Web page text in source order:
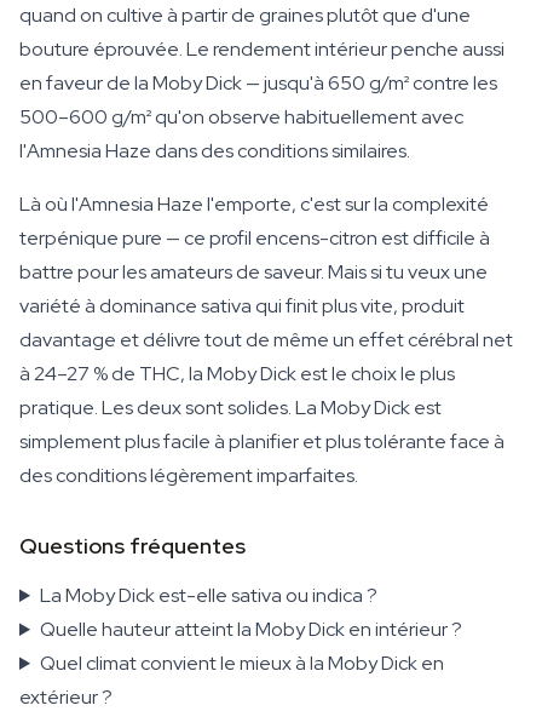
quand on cultive à partir de graines plutôt que d'une
bouture éprouvée. Le rendement intérieur penche aussi
en faveur de la Moby Dick — jusqu'à 650 g/m² contre les
500–600 g/m² qu'on observe habituellement avec
l'Amnesia Haze dans des conditions similaires.
Là où l'Amnesia Haze l'emporte, c'est sur la complexité
terpénique pure — ce profil encens-citron est difficile à
battre pour les amateurs de saveur. Mais si tu veux une
variété à dominance sativa qui finit plus vite, produit
davantage et délivre tout de même un effet cérébral net
à 24–27 % de THC, la Moby Dick est le choix le plus
pratique. Les deux sont solides. La Moby Dick est
simplement plus facile à planifier et plus tolérante face à
des conditions légèrement imparfaites.
Questions fréquentes
La Moby Dick est-elle sativa ou indica ?
Quelle hauteur atteint la Moby Dick en intérieur ?
Quel climat convient le mieux à la Moby Dick en
extérieur ?